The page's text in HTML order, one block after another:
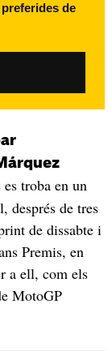
de
troba en un
després de tres
de dissabte i
Premis, en
a ell, com els
MotoGP